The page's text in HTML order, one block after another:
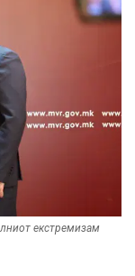
екстремизам